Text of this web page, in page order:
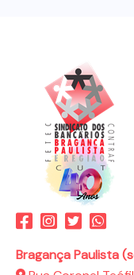
Bragança Paulista